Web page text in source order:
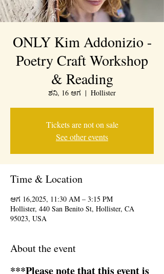
ONLY Kim Addonizio -
Poetry Craft Workshop
& Reading
ಶನಿ, 16 ಆಗ
  |
Hollister
Tickets are not on sale
See other events
Time & Location
ಆಗ 16,2025, 11:30 AM – 3:15 PM
Hollister, 440 San Benito St, Hollister, CA
95023, USA
About the event
***Please note that this event is